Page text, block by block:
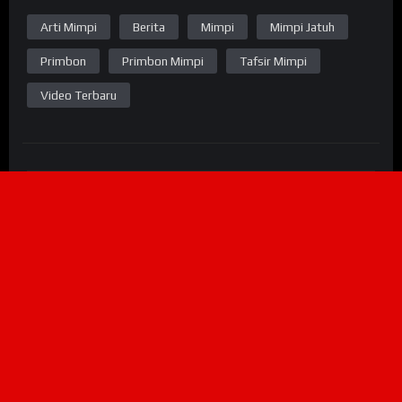
Arti Mimpi Berita Mimpi Mimpi Jatuh
Primbon Primbon Mimpi Tafsir Mimpi
Video Terbaru